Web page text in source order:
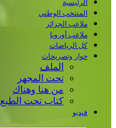
الرئيسية
المنتخب الوطني
ملاعب الجزائر
ملاعب أوروبا
كل الرياضات
حوار وتصريحات
الملف
تحت المجهر
من هنا وهناك
كتاب تحت الطبع
فيديو